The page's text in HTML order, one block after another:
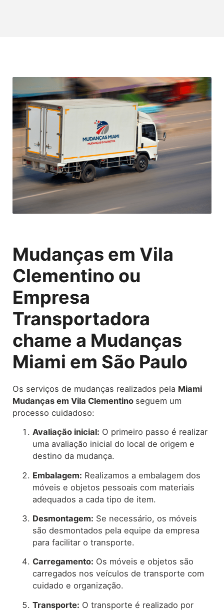
Mudanças em Vila
Clementino ou
Empresa
Transportadora
chame a Mudanças
Miami em São Paulo
Os serviços de mudanças realizados pela Miami
Mudanças em Vila Clementino seguem um
processo cuidadoso:
Avaliação inicial: O primeiro passo é realizar
uma avaliação inicial do local de origem e
destino da mudança.
Embalagem: Realizamos a embalagem dos
móveis e objetos pessoais com materiais
adequados a cada tipo de item.
Desmontagem: Se necessário, os móveis
são desmontados pela equipe da empresa
para facilitar o transporte.
Carregamento: Os móveis e objetos são
carregados nos veículos de transporte com
cuidado e organização.
Transporte: O transporte é realizado por